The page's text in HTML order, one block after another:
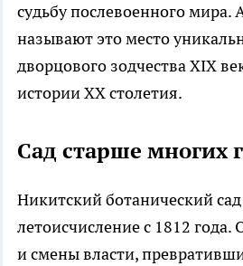
судьбу послевоенного мира.
называют это место
дворцового зодчества XIX
истории XX столетия.
Сад старше многих
Никитский ботанический
летоисчисление с 1812
и смены власти,